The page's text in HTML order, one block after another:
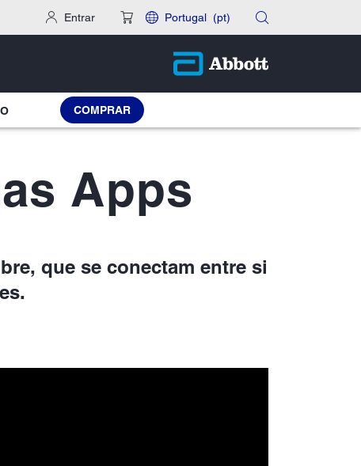
Entrar Portugal (pt)
COMPRAR
Apps
que se conectam entre si